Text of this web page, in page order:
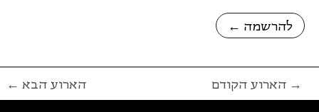
← להרשמה
← הארוע הבא הארוע הקודם →